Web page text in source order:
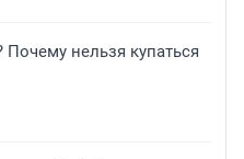
Почему нельзя купаться